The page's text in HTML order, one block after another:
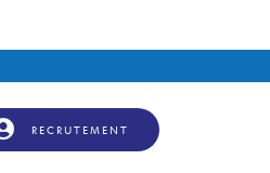
RECRUTEMENT
CONTACT